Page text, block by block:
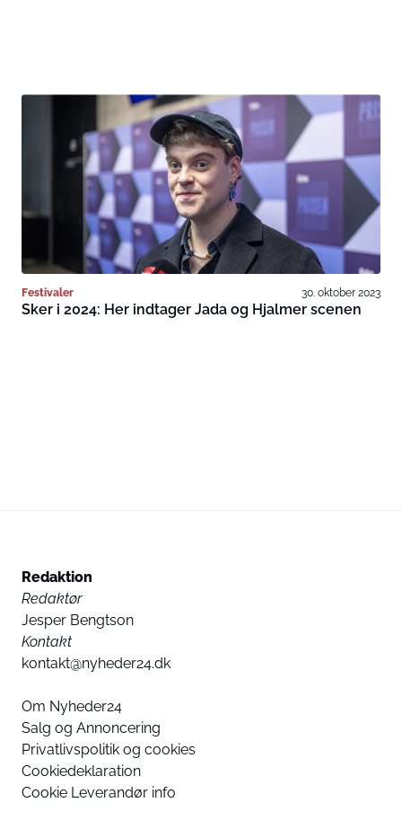
Festivaler 30. oktober 2023
Sker i 2024: Her indtager Jada og Hjalmer scenen
Redaktion
Redaktør
Jesper Bengtson
Kontakt
kontakt@nyheder24.dk
Om Nyheder24
Salg og Annoncering
Privatlivspolitik og cookies
Cookiedeklaration
Cookie Leverandør info